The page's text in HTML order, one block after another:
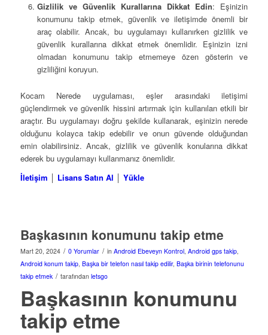
Gizlilik ve Güvenlik Kurallarına Dikkat Edin: Eşinizin
konumunu takip etmek, güvenlik ve iletişimde önemli bir
araç olabilir. Ancak, bu uygulamayı kullanırken gizlilik ve
güvenlik kurallarına dikkat etmek önemlidir. Eşinizin izni
olmadan konumunu takip etmemeye özen gösterin ve
gizliliğini koruyun.
Kocam Nerede uygulaması, eşler arasındaki iletişimi
güçlendirmek ve güvenlik hissini artırmak için kullanılan etkili bir
araçtır. Bu uygulamayı doğru şekilde kullanarak, eşinizin nerede
olduğunu kolayca takip edebilir ve onun güvende olduğundan
emin olabilirsiniz. Ancak, gizlilik ve güvenlik konularına dikkat
ederek bu uygulamayı kullanmanız önemlidir.
İletişim
Lisans Satın Al Yükle
Başkasının konumunu takip etme
Mart 20, 2024 / 0 Yorumlar / in Android Ebeveyn Kontrol, Android gps takip,
Android konum takip, Başka bir telefon nasıl takip edilir, Başka birinin telefonunu
takip etmek / tarafından letsgo
Başkasının konumunu
takip etme